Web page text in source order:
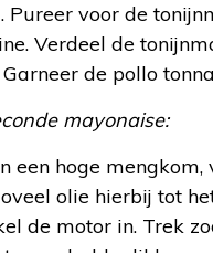
Pureer voor de
Verdeel de
de pollo
mayonaise:
een hoge
olie hierbij tot
de motor in. Trek